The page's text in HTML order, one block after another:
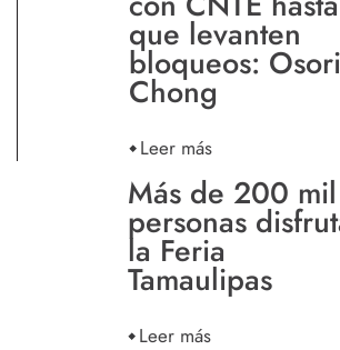
que levanten
bloqueos:
Chong
Leer más
Más de 200 mil
personas
la Feria
Tamaulipas
Leer más